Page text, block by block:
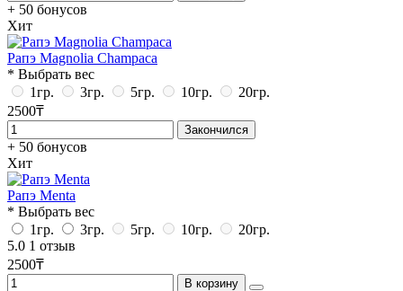
+ 50 бонусов
Хит
Рапэ Magnolia Champaca
* Выбрать вес
1гр.
3гр. 5гр. 10гр.
20гр.
2500₸
Закончился
+ 50 бонусов
Хит
Рапэ Menta
* Выбрать вес
1гр.
3гр. 5гр. 10гр.
20гр.
5.0 1 отзыв
2500₸
В корзину